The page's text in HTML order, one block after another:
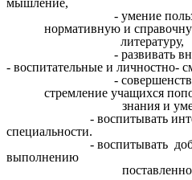
мышление,
- умение
нормативную и
литературу,
- развивать
- воспитательные и личностно-
-
стремление учащихся
знания и
- воспитывать интерес
специальности.
- воспитывать
выполнению
поставленной